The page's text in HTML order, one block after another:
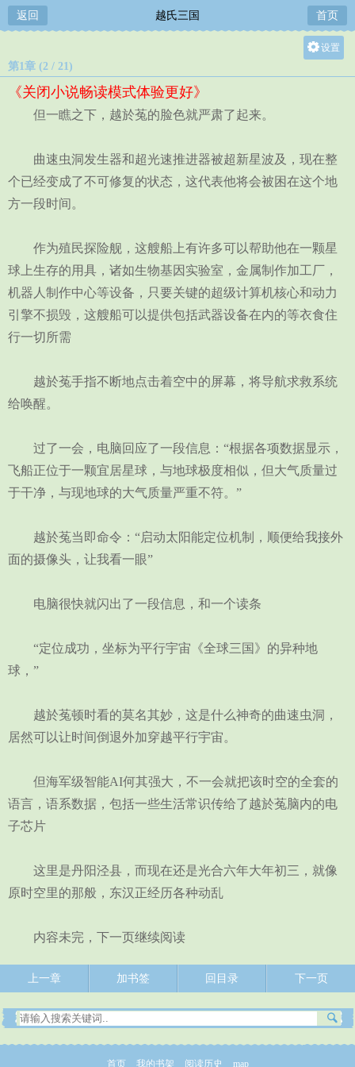
返回 越氏三国 首页
设置
第1章 (2 / 21)
《关闭小说畅读模式体验更好》
但一瞧之下，越於菟的脸色就严肃了起来。
曲速虫洞发生器和超光速推进器被超新星波及，现在整
个已经变成了不可修复的状态，这代表他将会被困在这个地
方一段时间。
作为殖民探险舰，这艘船上有许多可以帮助他在一颗星
球上生存的用具，诸如生物基因实验室，金属制作加工厂，
机器人制作中心等设备，只要关键的超级计算机核心和动力
引擎不损毁，这艘船可以提供包括武器设备在内的等衣食住
行一切所需
越於菟手指不断地点击着空中的屏幕，将导航求救系统
给唤醒。
过了一会，电脑回应了一段信息：“根据各项数据显示，
飞船正位于一颗宜居星球，与地球极度相似，但大气质量过
于干净，与现地球的大气质量严重不符。”
越於菟当即命令：“启动太阳能定位机制，顺便给我接外
面的摄像头，让我看一眼”
电脑很快就闪出了一段信息，和一个读条
“定位成功，坐标为平行宇宙《全球三国》的异种地
球，”
越於菟顿时看的莫名其妙，这是什么神奇的曲速虫洞，
居然可以让时间倒退外加穿越平行宇宙。
但海军级智能AI何其强大，不一会就把该时空的全套的
语言，语系数据，包括一些生活常识传给了越於菟脑内的电
子芯片
这里是丹阳泾县，而现在还是光合六年大年初三，就像
原时空里的那般，东汉正经历各种动乱
内容未完，下一页继续阅读
上一章 加书签 回目录 下一页
首页 我的书架 阅读历史 map